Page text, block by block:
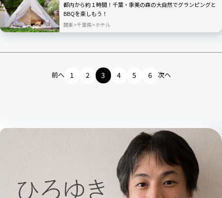
都内から約１時間！千葉・季美の森の大自然でグランピングと
BBQを楽しもう！
関東 千葉県 ホテル
前へ 1 2 3 4 5 6 次へ